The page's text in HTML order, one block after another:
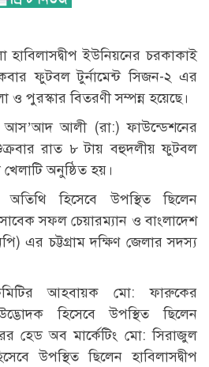
হাবিলাসদ্বীপ ইউনিয়নের চরকাকাই
ফুটবল টুর্নামেন্ট সিজন-২ এর
ও পুরস্কার বিতরণী সম্পন্ন হয়েছে।
আস’আদ আলী (রা:) ফাউন্ডেশনের
রাত ৮ টায় বহুদলীয় ফুটবল
খেলাটি অনুষ্ঠিত হয়।
অতিথি হিসেবে উপস্থিত ছিলেন
সফল চেয়ারম্যান ও বাংলাদেশ
এর চট্টগ্রাম দক্ষিণ জেলার সদস্য
আহবায়ক মো: ফারুকের
হিসেবে উপস্থিত ছিলেন
হেড অব মার্কেটিং মো: সিরাজুল
উপস্থিত ছিলেন হাবিলাসদ্বীপ